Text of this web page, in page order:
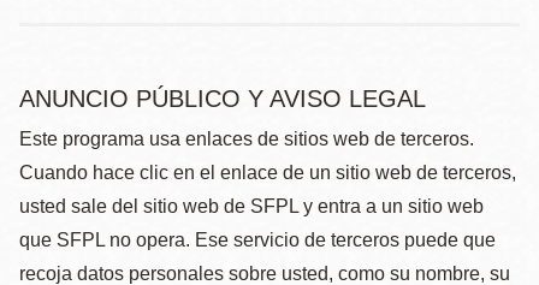
ANUNCIO PÚBLICO Y AVISO LEGAL
Este programa usa enlaces de sitios web de terceros.
Cuando hace clic en el enlace de un sitio web de terceros,
usted sale del sitio web de SFPL y entra a un sitio web
que SFPL no opera. Ese servicio de terceros puede que
recoja datos personales sobre usted, como su nombre, su